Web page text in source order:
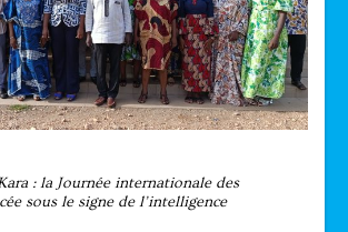
: la Journée internationale des
sous le signe de l’intelligence